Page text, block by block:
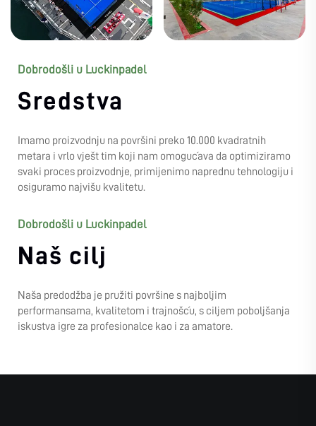
Dobrodošli u Luckinpadel
Sredstva
Imamo proizvodnju na površini preko 10.000 kvadratnih
metara i vrlo vješt tim koji nam omogućava da optimiziramo
svaki proces proizvodnje, primijenimo naprednu tehnologiju i
osiguramo najvišu kvalitetu.
Dobrodošli u Luckinpadel
Naš cilj
Naša predodžba je pružiti površine s najboljim
performansama, kvalitetom i trajnošću, s ciljem poboljšanja
iskustva igre za profesionalce kao i za amatore.